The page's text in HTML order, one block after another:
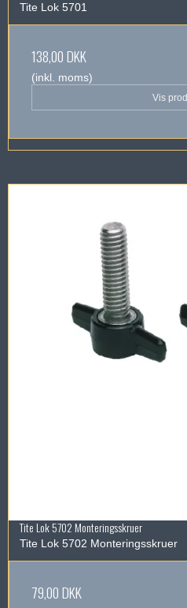
Tite Lok 5701
138,00 DKK
(inkl. moms)
Vis
Tite Lok 5702 Monteringsskruer
Tite Lok 5702 Monteringsskruer
79,00 DKK